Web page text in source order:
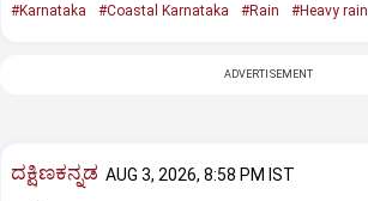
#Karnataka #Coastal Karnataka #Rain #Heavy rain
ADVERTISEMENT
ದಕ್ಷಿಣಕನ್ನಡ AUG 3, 2026, 8:58 PM IST